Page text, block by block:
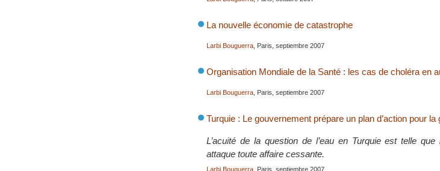
La nouvelle économie de catastrophe
Larbi Bouguerra , Paris, septiembre 2007
Organisation Mondiale de la Santé : les cas de choléra en
Larbi Bouguerra , Paris, septiembre 2007
Turquie : Le gouvernement prépare un plan d’action pour la
L’acuité de la question de l’eau en Turquie est telle
attaque toute affaire cessante.
Larbi Bouguerra , Paris, septiembre 2007